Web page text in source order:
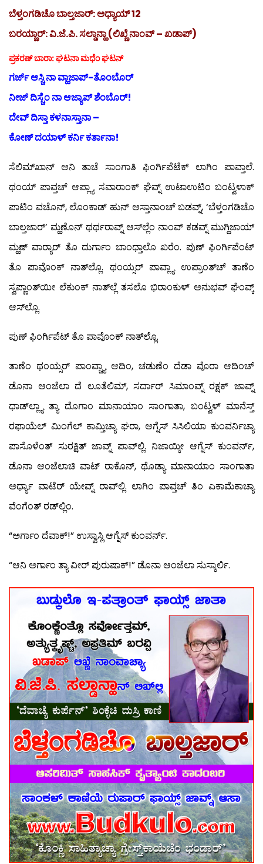
ಬೆಳ್ತಂಗಡಿಚೊ ಬಾಲ್ತಜಾರ್: ಅಧ್ಯಾಯ್ 12
ಬರಯ್ಣಾರ್: ವಿ.ಜೆ.ಪಿ. ಸಲ್ಡಾನ್ಹಾ (ಲಿಖ್ಣೆ ನಾಂವ್ – ಖಡಾಪ್)
ಪ್ರಕರಣ್ ಬಾರಾ: ಘಟನಾ ಮಧೆಂ ಘಟನ್
ಗರ್ಜ್ ಆಸ್ಚಿ ನಾ ವ್ಹಾಜಾಪ್-ತೊಂಬೊರ್
ನೀಜ್ ದಿಸ್ಚೆಂ ನಾ ಆಜ್ಯಾಪ್ ಶೆಂಬೊರ್!
ದೇವ್ ದಿಸ್ತಾ ಕಳನಾಸ್ತಾನಾ –
ಕೋಣ್ ದಯಾಳ್ ಕರ್ನಿ ಕರ್ತಾನಾ!
ಸೆಲಿಮ್‍ಖಾನ್ ಆನಿ ತಾಚೆ ಸಾಂಗಾತಿ ಫಿಂರ್ಗಿಪೆಟೆಕ್ ಲಾಗಿಂ ಪಾವ್ತಾಲೆ.
ಥಂಯ್ ಪಾವ್ತಚ್ ಆಪ್ಲ್ಯಾ ಸವಾರಾಂಕ್ ಘೆವ್ನ್ ಉಟಾಉಟಿಂ ಬಂಟ್ವಳಾಕ್
ಪಾಟಿಂ ವಚೊನ್, ಲೊಂಕಾಡ್ ಹುನ್ ಆಸ್ತಾನಾಂಚ್ ಬಡವ್ನ್, ‘ಬೆಳ್ತಂಗಡಿಚೊ
ಬಾಲ್ತಜಾರ್’ ಮ್ಹಣೊನ್ ಥರ್ಥರಾವ್ನ್ ಆಸ್‍ಲ್ಲೆಂ ನಾಂವ್ ಕಡವ್ನ್ ಮುಗ್ದಿಜಾಯ್
ಮ್ಹಣ್ ವಾರ್‍ಯಾರ್ ತೊ ದುರ್ಗಾಂ ಬಾಂಧ್ತಾಲೊ ಖರೆಂ. ಪುಣ್ ಫಿಂರ್ಗಿಪೆಂಟ್
ತೊ ಪಾವೊಂಕ್ ನಾತ್‍ಲ್ಲೊ. ಥಂಯ್ಸರ್ ಪಾವ್ಲ್ಯಾ ಉಪ್ರಾಂತ್‍ಚ್ ತಾಣೆಂ
ಸ್ವಪ್ಣಾಂತ್‍ಯೀ ಲೆಕುಂಕ್ ನಾತ್‍ಲ್ಲೆ ತಸಲೊ ಭಿರಾಂಕುಳ್ ಅನುಭವ್ ಘೆಂವ್ಕ್
ಆಸ್‍ಲ್ಲೊ.
ಪುಣ್ ಫಿಂರ್ಗಿಪೆಟ್ ತೊ ಪಾವೊಂಕ್ ನಾತ್‍ಲ್ಲೊ.
ತಾಣೆಂ ಥಂಯ್ಸರ್ ಪಾಂವ್ಚ್ಯಾ ಆದಿಂ, ಚಡುಣೆಂ ದೆಡಾ ವೊರಾ ಆದಿಂಚ್
ಡೊನಾ ಆಂಜೆಲಾ ದೆ ಲೂತೆಲಿಮ್, ಸರ್ದಾರ್ ಸಿಮಾಂವ್ನ್ ರಕ್ಷಕ್ ಜಾವ್ನ್
ಧಾಡ್‍ಲ್ಲ್ಯಾ ತ್ಯಾ ದೊಗಾಂ ಮಾನಾಯಾಂ ಸಾಂಗಾತಾ, ಬಂಟ್ವಳ್ ಮಾನೆಸ್ತ್
ರಫಾಯೆಲ್ ಮಿಂಗೆಲ್ ಕಾಮ್ತಿಚ್ಯಾ ಘರಾ, ಆಗ್ನೆಸ್ ಸಿಸಿಲಿಯಾ ಕುಂವರ್ನಿಚ್ಯಾ
ಪಾಸೊಳೆಂತ್ ಸುರಕ್ಷಿತ್ ಜಾವ್ನ್ ಪಾವ್‍ಲ್ಲಿ. ನಿಜಾಯ್ಕೀ ಆಗ್ನೆಸ್ ಕುಂವರ್ನ್,
ಡೊನಾ ಆಂಜೆಲಾಚಿ ವಾಟ್ ರಾಕೊನ್, ಥೊಡ್ಯಾ ಮಾನಾಯಾಂ ಸಾಂಗಾತಾ
ಅರ್ಧ್ಯಾ ವಾಟೆರ್ ಯೇವ್ನ್ ರಾವ್‍ಲ್ಲಿ. ಲಾಗಿಂ ಪಾವ್ತಚ್ ತಿಂ ಎಕಾಮೆಕಾಚ್ಯಾ
ವೆಂಗೆಂತ್ ರಡ್‍ಲ್ಲಿಂ.
“ಅರ್ಗಾಂ ದೆವಾಕ್!” ಉಸ್ವಾಸ್ಲಿ ಆಗ್ನೆಸ್ ಕುಂವರ್ನ್.
“ಆನಿ ಅರ್ಗಾಂ ತ್ಯಾ ವೀರ್ ಪುರುಷಾಕ್!” ಡೊನಾ ಆಂಜೆಲಾ ಸುಸ್ಕಾರ್ಲಿ.